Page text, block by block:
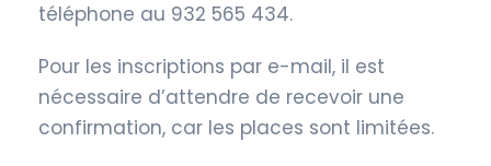
téléphone au 932 565 434.
Pour les inscriptions par e-mail, il est
nécessaire d’attendre de recevoir une
confirmation, car les places sont limitées.